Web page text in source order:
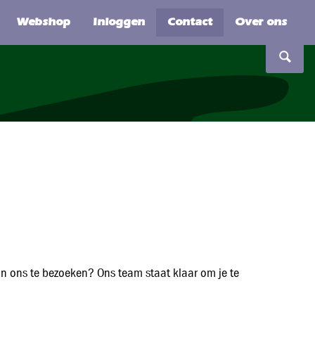
ons te bezoeken? Ons team staat klaar om je te